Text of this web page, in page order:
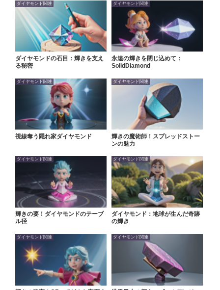
ダイヤモンド関連
ダイヤモンドの石目：輝きを支え
る秘密
ダイヤモンド関連
永遠の輝きを閉じ込めて：
SolidDiamond
ダイヤモンド関連
視線奪う隠れ家ダイヤモンド
ダイヤモンド関連
輝きの魔術師！スプレッドストー
ンの魅力
ダイヤモンド関連
輝きの要！ダイヤモンドのテーブ
ル径
ダイヤモンド関連
ダイヤモンド：地球が生んだ奇跡
の輝き
ダイヤモンド関連 ダイヤモンド関連